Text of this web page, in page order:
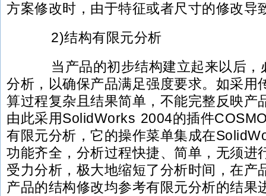
方案修改时，由于特征或者尺寸的修改导
2)结构有限元分析
当产品的初步结构建立起来以后，
分析，以确保产品满足强度要求。如采用
算过程复杂且结果简单，不能完整反映产
由此采用SolidWorks 2004的插件
有限元分析，它的操作菜单集成在
功能齐全，分析过程快捷、简单，无须进
受力分析，极大地缩短了分析时间，在产
产品的结构修改均参考有限元分析的结果